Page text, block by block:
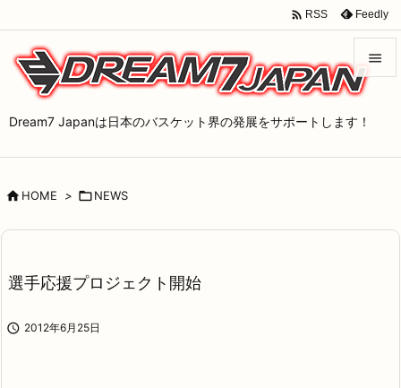
Dream7 Japanは日本のバスケット界の発展をサポートします！


サイド

 RSS Feedly
HOME > NEWS
選手応援プロジェクト開始
 2012年6月25日